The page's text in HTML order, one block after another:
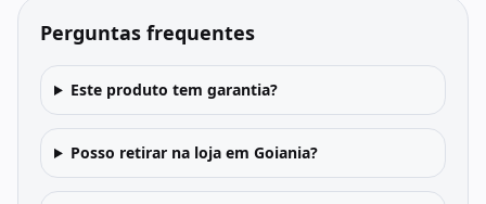
Perguntas frequentes
Este produto tem garantia?
Posso retirar na loja em Goiania?